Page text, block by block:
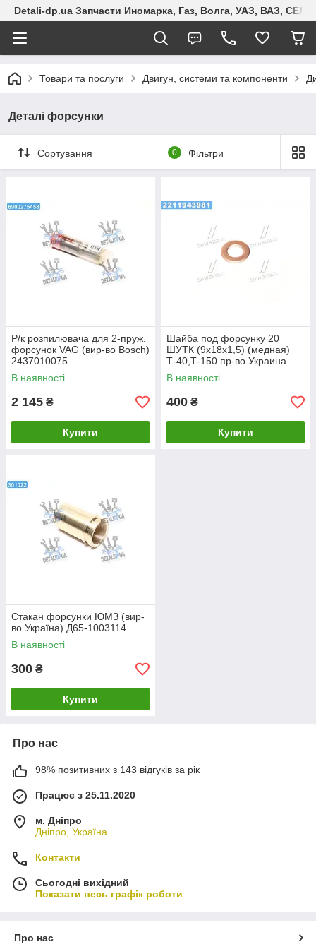
Detali-dp.ua Запчасти Иномарка, Газ, Волга, УАЗ, ВАЗ,
Товари та послуги Двигун, системи та компоненти
Деталі форсунки
Сортування 0 Фільтри
Р/к розпилювача для 2-пруж.
форсунок VAG (вир-во Bosch)
2437010075
В наявності
2 145 ₴
Купити
Шайба под форсунку 20
ШУТК (9х18х1,5) (медная)
Т-40,Т-150 пр-во Украина
В наявності
400 ₴
Купити
Стакан форсунки ЮМЗ (вир-
во Україна) Д65-1003114
В наявності
300 ₴
Купити
Про нас
98% позитивних з 143 відгуків за рік
Працює з 25.11.2020
м. Дніпро
Дніпро, Україна
Контакти
Сьогодні вихідний
Показати весь графік роботи
Про нас